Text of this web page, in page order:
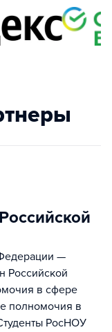
—
Российской
в сфере
полномочия в
РосНОУ